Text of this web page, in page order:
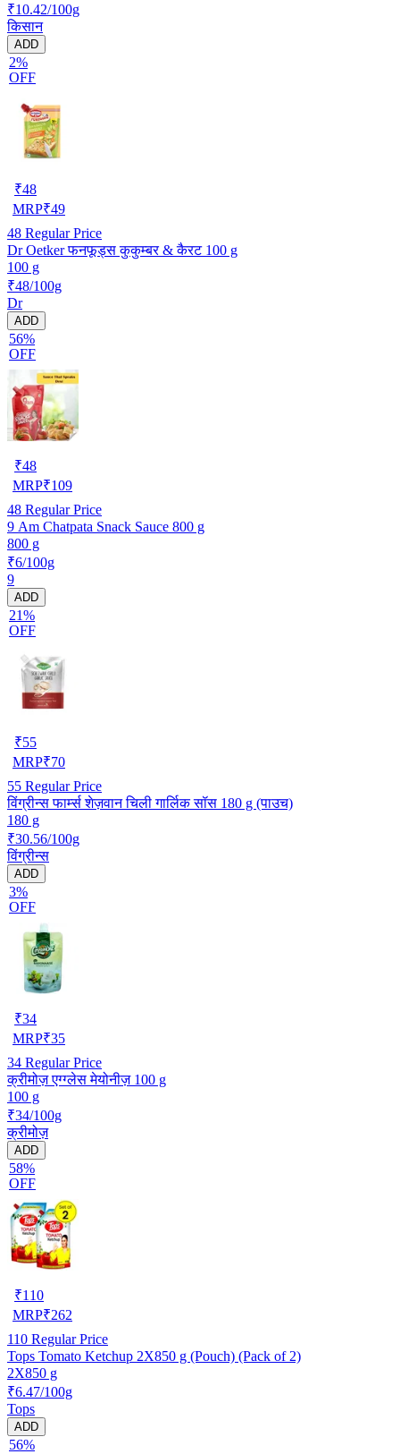
₹10.42/100g
किसान
ADD
2%
OFF
₹48
MRP₹49
48 Regular Price
Dr Oetker फनफूड्स कुकुम्बर & कैरट 100 g
100 g
₹48/100g
Dr
ADD
56%
OFF
₹48
MRP₹109
48 Regular Price
9 Am Chatpata Snack Sauce 800 g
800 g
₹6/100g
9
ADD
21%
OFF
₹55
MRP₹70
55 Regular Price
विंग्रीन्स फार्म्स शेज़वान चिली गार्लिक सॉस 180 g (पाउच)
180 g
₹30.56/100g
विंग्रीन्स
ADD
3%
OFF
₹34
MRP₹35
34 Regular Price
क्रीमोज़ एग्ग्लेस मेयोनीज़ 100 g
100 g
₹34/100g
क्रीमोज़
ADD
58%
OFF
₹110
MRP₹262
110 Regular Price
Tops Tomato Ketchup 2X850 g (Pouch) (Pack of 2)
2X850 g
₹6.47/100g
Tops
ADD
56%